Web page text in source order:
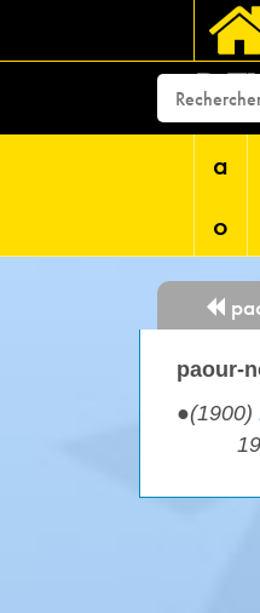
a
o
paour-
●(1900)